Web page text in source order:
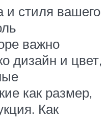
и стиля вашего
важно
дизайн и цвет,
как размер,
Как